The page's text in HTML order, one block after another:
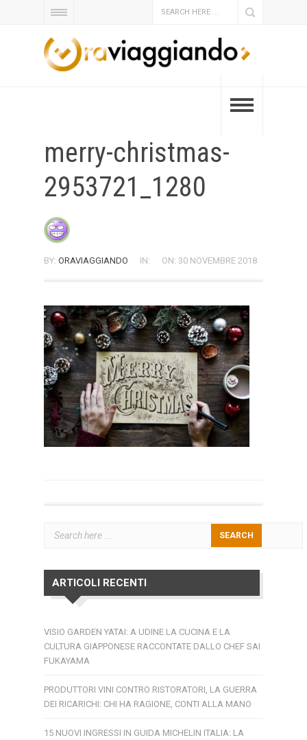
merry-christmas-
2953721_1280
BY: ORAVIAGGIANDO IN: ON: 30 NOVEMBRE 2018
ARTICOLI RECENTI
VISIO GARDEN YATAI: A UDINE LA CUCINA E LA
CULTURA GIAPPONESE RACCONTATE DALLO CHEF SAI
FUKAYAMA
PRODUTTORI VINI CONTRO RISTORATORI, LA GUERRA
DEI RICARICHI: CHI HA RAGIONE, CONTI ALLA MANO
15 NUOVI INGRESSI IN GUIDA MICHELIN ITALIA: LA